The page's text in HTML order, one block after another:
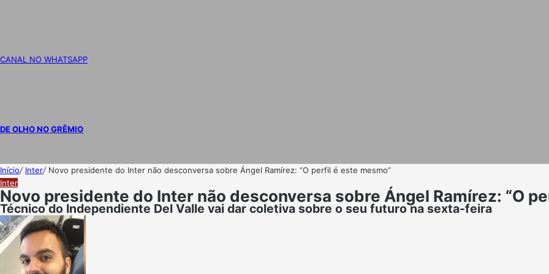
CANAL NO WHATSAPP
DE OLHO NO GRÊMIO
Início/ Inter/ Novo presidente do Inter não desconversa sobre Ángel Ramírez: “O perfil é este mesmo”
Inter
Novo presidente do Inter não desconversa sobre Ángel Ramírez: “O
Técnico do Independiente Del Valle vai dar coletiva sobre o seu futuro na sexta-feira